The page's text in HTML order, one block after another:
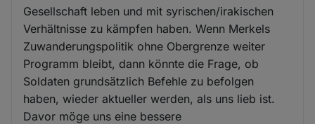
Gesellschaft leben und mit syrischen/irakischen
Verhältnisse zu kämpfen haben. Wenn Merkels
Zuwanderungspolitik ohne Obergrenze weiter
Programm bleibt, dann könnte die Frage, ob
Soldaten grundsätzlich Befehle zu befolgen
haben, wieder aktueller werden, als uns lieb ist.
Davor möge uns eine bessere